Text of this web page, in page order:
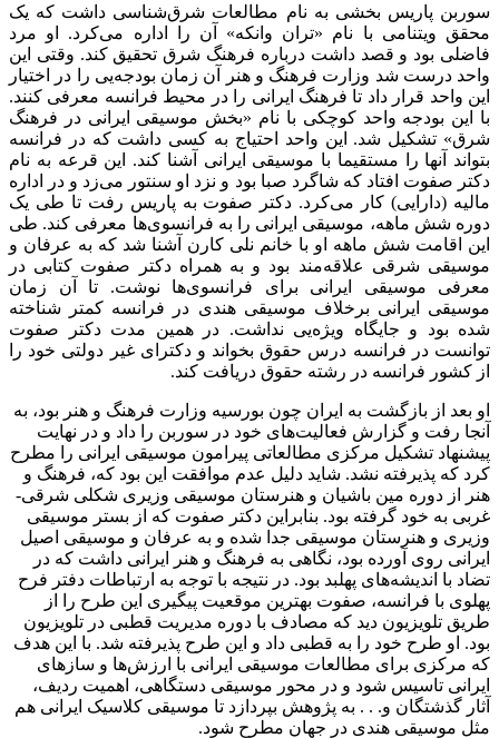
سوربن پاریس بخشی به نام مطالعات شرق‌شناسی داشت که یک
محقق ویتنامی با نام «تران وانکه» آن را اداره می‌کرد. او مرد
فاضلی بود و قصد داشت درباره فرهنگ شرق تحقیق کند. وقتی این
واحد درست شد وزارت فرهنگ و هنر آن زمان بودجه‌یی را در اختیار
این واحد قرار داد تا فرهنگ ایرانی را در محیط فرانسه معرفی کنند.
با این بودجه واحد کوچکی با نام «بخش موسیقی ایرانی در فرهنگ
شرق» تشکیل شد. این واحد احتیاج به کسی داشت که در فرانسه
بتواند آنها را مستقیما با موسیقی ایرانی آشنا کند. این قرعه به نام
دکتر صفوت افتاد که شاگرد صبا بود و نزد او سنتور می‌زد و در اداره
مالیه (دارایی) کار می‌کرد. دکتر صفوت به پاریس رفت تا طی یک
دوره شش ماهه، موسیقی ایرانی را به فرانسوی‌ها معرفی کند. طی
این اقامت شش ماهه او با خانم نلی کارن آشنا شد که به عرفان و
موسیقی شرقی علاقه‌مند بود و به همراه دکتر صفوت کتابی در
معرفی موسیقی ایرانی برای فرانسوی‌ها نوشت. تا آن زمان
موسیقی ایرانی برخلاف موسیقی هندی در فرانسه کمتر شناخته
شده بود و جایگاه ویژه‌یی نداشت. در همین مدت دکتر صفوت
توانست در فرانسه درس حقوق بخواند و دکترای غیر دولتی خود را
از کشور فرانسه در رشته حقوق دریافت کند.
او بعد از بازگشت به ایران چون بورسیه وزارت فرهنگ و هنر بود، به
آنجا رفت و گزارش فعالیت‌های خود در سوربن را داد و در نهایت
پیشنهاد تشکیل مرکزی مطالعاتی پیرامون موسیقی ایرانی را مطرح
کرد که پذیرفته نشد. شاید دلیل عدم موافقت این بود که، فرهنگ و
هنر از دوره مین باشیان و هنرستان موسیقی وزیری شکلی شرقی-
غربی به خود گرفته بود. بنابراین دکتر صفوت که از بستر موسیقی
وزیری و هنرستان موسیقی جدا شده و به عرفان و موسیقی اصیل
ایرانی روی آورده بود، نگاهی به فرهنگ و هنر ایرانی داشت که در
تضاد با اندیشه‌های پهلبد بود. در نتیجه با توجه به ارتباطات دفتر فرح
پهلوی با فرانسه، صفوت بهترین موقعیت پیگیری این طرح را از
طریق تلویزیون دید که مصادف با دوره مدیریت قطبی در تلویزیون
بود. او طرح خود را به قطبی داد و این طرح پذیرفته شد. با این هدف
که مرکزی برای مطالعات موسیقی ایرانی با ارزش‌ها و سازهای
ایرانی تاسیس شود و در محور موسیقی دستگاهی، اهمیت ردیف،
آثار گذشتگان و. . . به پژوهش بپردازد تا موسیقی کلاسیک ایرانی هم
مثل موسیقی هندی در جهان مطرح شود.